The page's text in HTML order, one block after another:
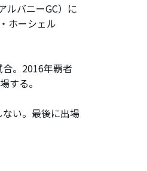
ルバニーGC）に
ホーシェル
。2016年覇者
する。
い。最後に出場